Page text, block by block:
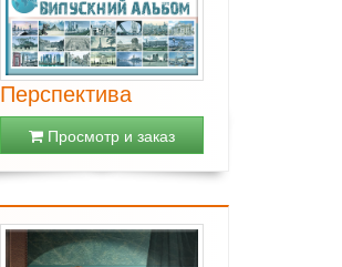
Перспектива
Просмотр и заказ